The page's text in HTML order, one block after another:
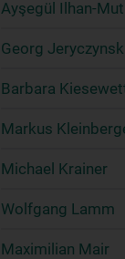
Ayşegül Ilhan-
Georg
Barbara
Markus
Michael Krainer
Wolfgang Lamm
Maximilian Mair